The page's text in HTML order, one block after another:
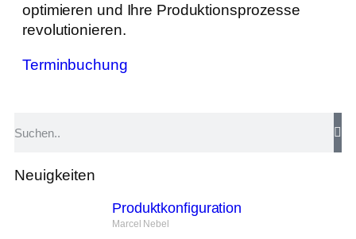
optimieren und Ihre Produktionsprozesse
revolutionieren.
Terminbuchung
Neuigkeiten
Produktkonfiguration
Marcel Nebel